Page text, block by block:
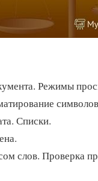
Режимы
Списки.
слов. Проверка